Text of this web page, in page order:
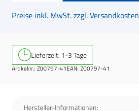
Preise inkl. MwSt. zzgl. Versandkosten
Lieferzeit: 1-3 Tage
Artikelnr.: Z00797-41EAN: Z00797-41
Hersteller-Informationen: